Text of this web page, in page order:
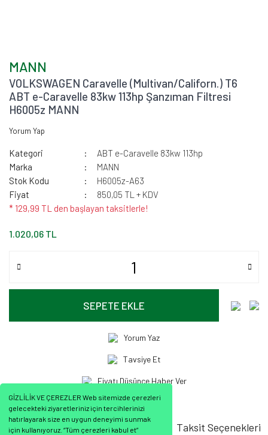
GİZLİLİK VE ÇEREZLER Web sitemizde çerezleri
gelecekteki ziyaretleriniz için tercihlerinizi
hatırlayarak size en uygun deneyimi sunmak
için kullanıyoruz. “Tüm çerezleri kabul et”
MANN
VOLKSWAGEN Caravelle (Multivan/Californ.) T6
ABT e-Caravelle 83kw 113hp Şanzıman Filtresi
H6005z MANN
Yorum Yap
Kategori
ABT e-Caravelle 83kw 113hp
Marka
MANN
Stok Kodu
H6005z-A63
Fiyat
850,05 TL + KDV
* 129,99 TL den başlayan taksitlerle!
1.020,06 TL
SEPETE EKLE
Yorum Yaz
Tavsiye Et
Fiyatı Düşünce Haber Ver
Ürün Bilgisi Ürün Yorumları Taksit Seçenekleri